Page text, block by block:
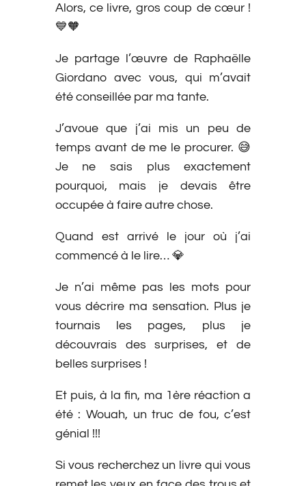
Alors, ce livre, gros coup de cœur !
💙🧡
Je partage l’œuvre de Raphaëlle
Giordano avec vous, qui m’avait
été conseillée par ma tante.
J’avoue que j’ai mis un peu de
temps avant de me le procurer. 😅
Je ne sais plus exactement
pourquoi, mais je devais être
occupée à faire autre chose.
Quand est arrivé le jour où j’ai
commencé à le lire… 💎
Je n’ai même pas les mots pour
vous décrire ma sensation. Plus je
tournais les pages, plus je
découvrais des surprises, et de
belles surprises !
Et puis, à la fin, ma 1ère réaction a
été : Wouah, un truc de fou, c’est
génial !!!
Si vous recherchez un livre qui vous